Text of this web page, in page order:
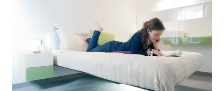
LIKUPANG
LABUANBAJO